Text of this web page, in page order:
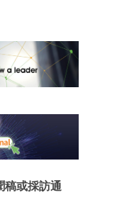
稿或採訪通
成為 EJ Tech 會員
最新資訊（附創業懶人包）
箱！